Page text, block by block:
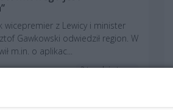
wicepremier z Lewicy i minister
Gawkowski odwiedził region. W
m.in. o aplikac...
2 tygodnie temu